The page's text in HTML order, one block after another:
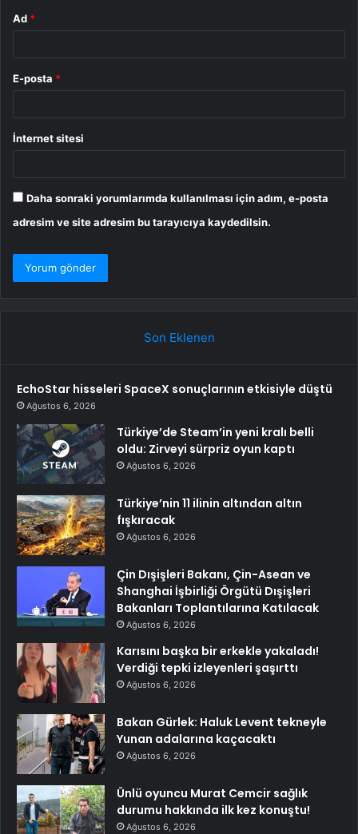
Ad *
E-posta *
İnternet sitesi
Daha sonraki yorumlarımda kullanılması için adım, e-posta
adresim ve site adresim bu tarayıcıya kaydedilsin.
Son Eklenen
EchoStar hisseleri SpaceX sonuçlarının etkisiyle düştü
Ağustos 6, 2026
Türkiye’de Steam’in yeni kralı belli
oldu: Zirveyi sürpriz oyun kaptı
Ağustos 6, 2026
Türkiye’nin 11 ilinin altından altın
fışkıracak
Ağustos 6, 2026
Çin Dışişleri Bakanı, Çin-Asean ve
Shanghai İşbirliği Örgütü Dışişleri
Bakanları Toplantılarına Katılacak
Ağustos 6, 2026
Karısını başka bir erkekle yakaladı!
Verdiği tepki izleyenleri şaşırttı
Ağustos 6, 2026
Bakan Gürlek: Haluk Levent tekneyle
Yunan adalarına kaçacaktı
Ağustos 6, 2026
Ünlü oyuncu Murat Cemcir sağlık
durumu hakkında ilk kez konuştu!
Ağustos 6, 2026